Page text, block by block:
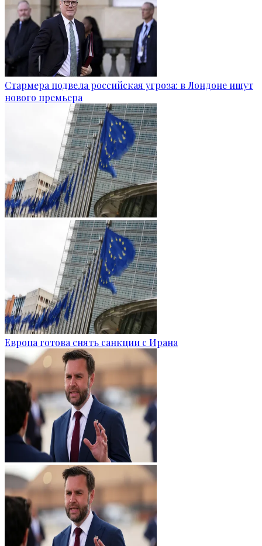
Стармера подвела российская угроза: в Лондоне ищут
нового премьера
Европа готова снять санкции с Ирана